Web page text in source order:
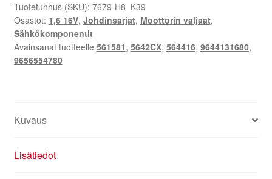
Tuotetunnus (SKU): 7679-H8_K39
Osastot: 1,6 16V, Johdinsarjat, Moottorin valjaat,
Sähkökomponentit
Avainsanat tuotteelle 561581, 5642CX, 564416, 9644131680,
9656554780
Kuvaus
Lisätiedot